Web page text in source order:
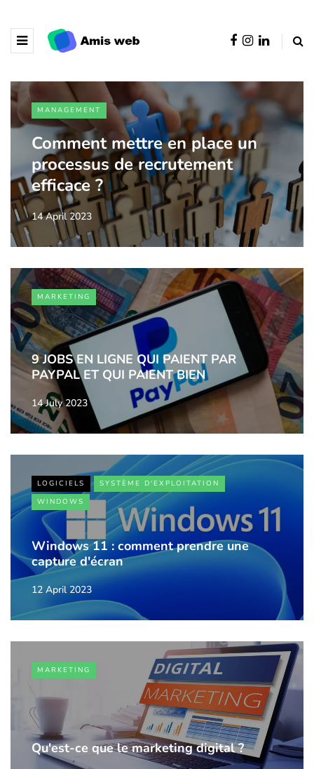
MANAGEMENT
Comment mettre en place un
processus de recrutement
efficace ?
14 April 2023
MARKETING
9 JOBS EN LIGNE QUI PAIENT PAR
PAYPAL ET QUI PAIENT BIEN
14 July 2023
LOGICIELS
SYSTÈME D'EXPLOITATION
WINDOWS
Windows 11 : comment prendre une
capture d'écran
12 April 2023
MARKETING
Qu'est-ce que le marketing digital ?